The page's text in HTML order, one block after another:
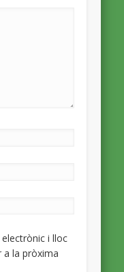
i lloc
a la pròxima